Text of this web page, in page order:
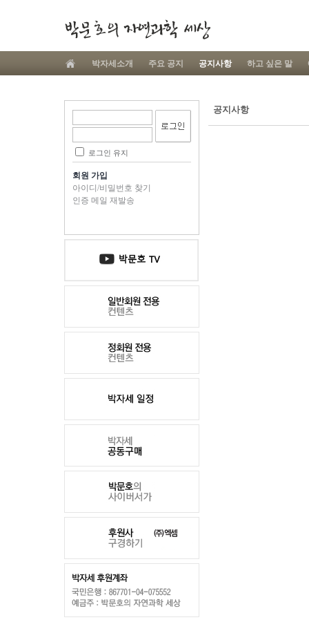
박자세소개 주요 공지 공지사항 하고 싶은 말
로그인 유지
회원 가입
아이디/비밀번호 찾기
인증 메일 재발송
공지사항